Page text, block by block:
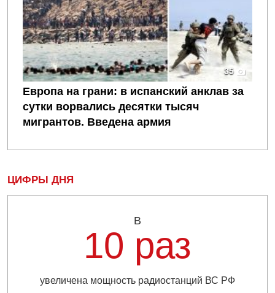
35
Европа на грани: в испанский анклав за
сутки ворвались десятки тысяч
мигрантов. Введена армия
ЦИФРЫ ДНЯ
В
10 раз
увеличена мощность радиостанций ВС РФ